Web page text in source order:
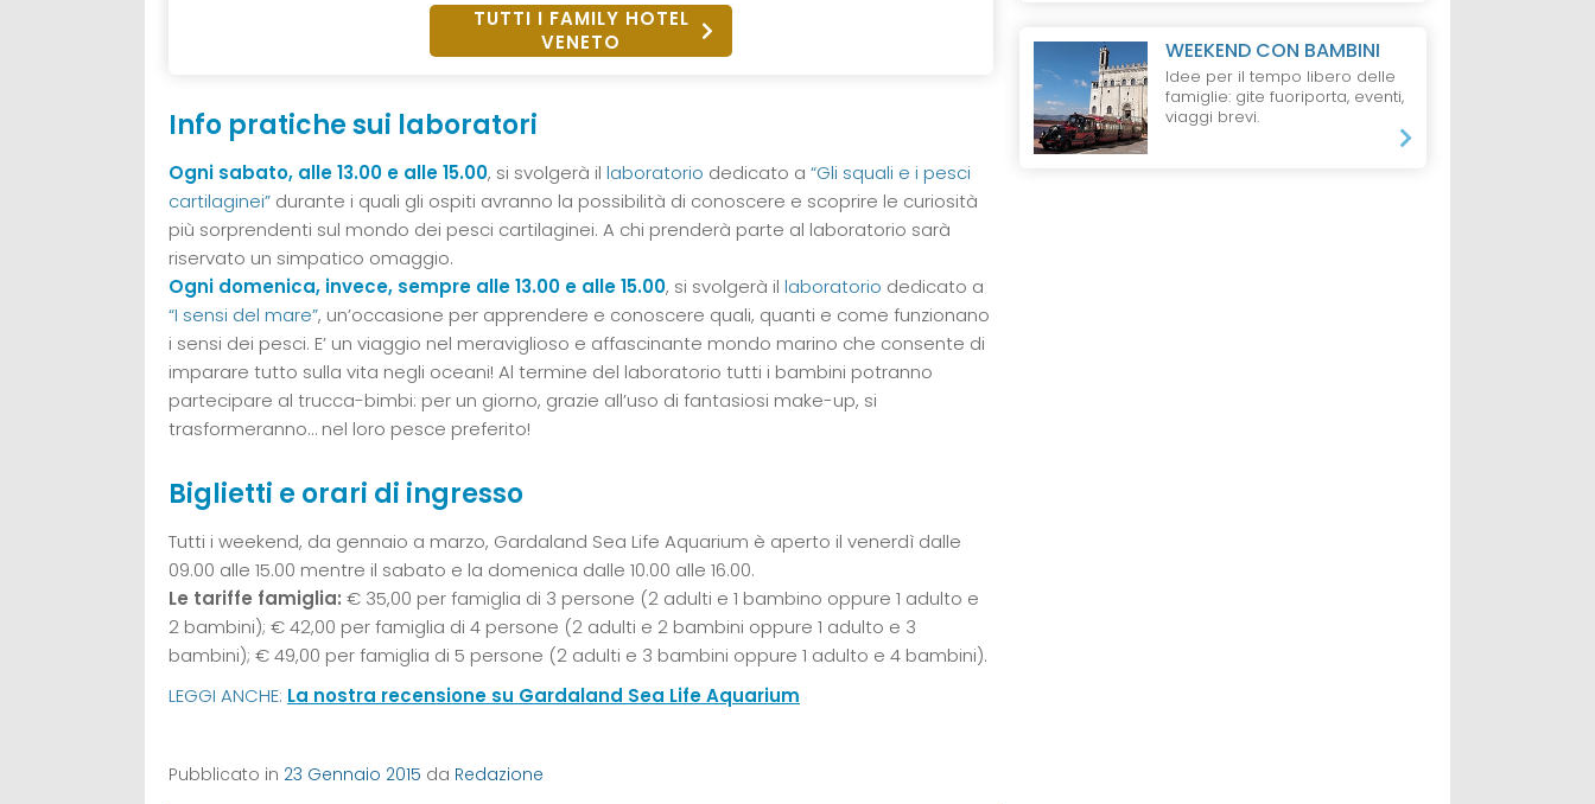
TUTTI I FAMILY HOTEL
VENETO
Info pratiche sui laboratori
Ogni sabato, alle 13.00 e alle 15.00, si svolgerà il laboratorio dedicato a “Gli squali e i pesci
cartilaginei” durante i quali gli ospiti avranno la possibilità di conoscere e scoprire le curiosità
più sorprendenti sul mondo dei pesci cartilaginei. A chi prenderà parte al laboratorio sarà
riservato un simpatico omaggio.
Ogni domenica, invece, sempre alle 13.00 e alle 15.00, si svolgerà il laboratorio dedicato a
“I sensi del mare”, un’occasione per apprendere e conoscere quali, quanti e come funzionano
i sensi dei pesci. E’ un viaggio nel meraviglioso e affascinante mondo marino che consente di
imparare tutto sulla vita negli oceani! Al termine del laboratorio tutti i bambini potranno
partecipare al trucca-bimbi: per un giorno, grazie all’uso di fantasiosi make-up, si
trasformeranno… nel loro pesce preferito!
Biglietti e orari di ingresso
Tutti i weekend, da gennaio a marzo, Gardaland Sea Life Aquarium è aperto il venerdì dalle
09.00 alle 15.00 mentre il sabato e la domenica dalle 10.00 alle 16.00.
Le tariffe famiglia: € 35,00 per famiglia di 3 persone (2 adulti e 1 bambino oppure 1 adulto e
2 bambini); € 42,00 per famiglia di 4 persone (2 adulti e 2 bambini oppure 1 adulto e 3
bambini); € 49,00 per famiglia di 5 persone (2 adulti e 3 bambini oppure 1 adulto e 4 bambini).
LEGGI ANCHE: La nostra recensione su Gardaland Sea Life Aquarium
Pubblicato in 23 Gennaio 2015 da Redazione
WEEKEND CON BAMBINI
Idee per il tempo libero delle
famiglie: gite fuoriporta, eventi,
viaggi brevi.